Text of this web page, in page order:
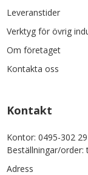
Leveranstider
Verktyg för övrig
Om företaget
Kontakta oss
Kontakt
Kontor: 0495-302 29
Beställningar/order:
Adress